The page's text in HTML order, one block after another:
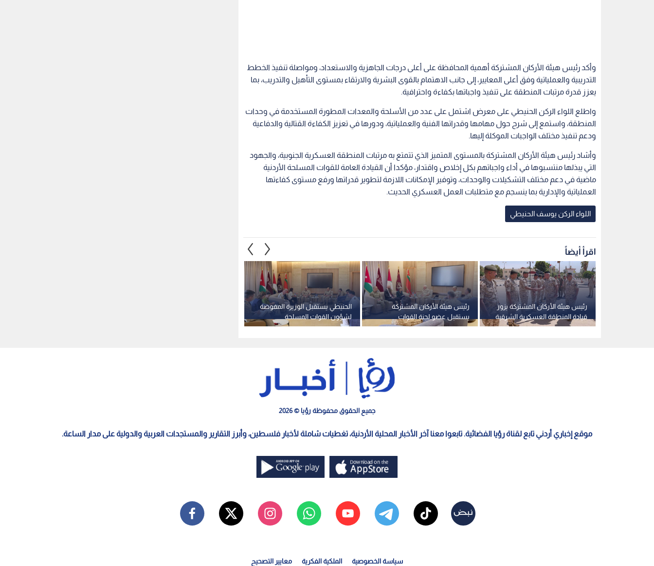
وأكد رئيس هيئة الأركان المشتركة أهمية المحافظة على أعلى درجات الجاهزية والاستعداد، ومواصلة تنفيذ الخطط
التدريبية والعملياتية وفق أعلى المعايير، إلى جانب الاهتمام بالقوى البشرية والارتقاء بمستوى التأهيل والتدريب، بما
يعزز قدرة مرتبات المنطقة على تنفيذ واجباتها بكفاءة واحترافية.
واطلع اللواء الركن الحنيطي على معرض اشتمل على عدد من الأسلحة والمعدات المطورة المستخدمة في وحدات
المنطقة، واستمع إلى شرح حول مهامها وقدراتها الفنية والعملياتية، ودورها في تعزيز الكفاءة القتالية والدفاعية
ودعم تنفيذ مختلف الواجبات الموكلة إليها.
وأشاد رئيس هيئة الأركان المشتركة بالمستوى المتميز الذي تتمتع به مرتبات المنطقة العسكرية الجنوبية، والجهود
التي يبذلها منتسبوها في أداء واجباتهم بكل إخلاص واقتدار، مؤكدا أن القيادة العامة للقوات المسلحة الأردنية
ماضية في دعم مختلف التشكيلات والوحدات، وتوفير الإمكانات اللازمة لتطوير قدراتها ورفع مستوى كفاءتها
العملياتية والإدارية بما ينسجم مع متطلبات العمل العسكري الحديث.
اللواء الركن يوسف الحنيطي
اقرأ أيضاً
الحنيطي يستقبل الوزيرة المفوضة
لشؤون القوات المسلحة
والمحاربين القدامى الفرنسية
رئيس هيئة الأركان المشتركة
يستقبل عضو لجنة القوات
المسلحة في مجلس الشيوخ
رئيس هيئة الأركان المشتركة يزور
قيادة المنطقة العسكرية الشرقية
جميع الحقوق محفوظة رؤيا © 2026
موقع إخباري أردني تابع لقناة رؤيا الفضائية. تابعوا معنا آخر الأخبار المحلية الأردنية، تغطيات شاملة لأخبار فلسطين، وأبرز التقارير والمستجدات العربية والدولية على مدار الساعة.
سياسة الخصوصية الملكية الفكرية معايير التصحيح